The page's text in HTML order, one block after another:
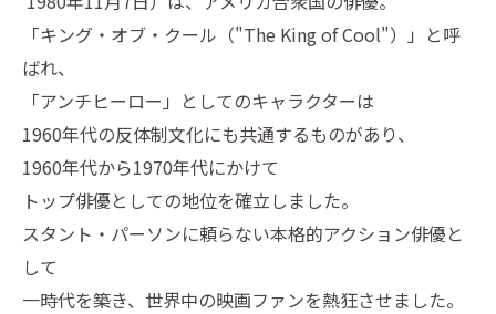
「キング・オブ・クール（"The King of Cool"）」と呼
ばれ、
「アンチヒーロー」としてのキャラクターは
1960年代の反体制文化にも共通するものがあり、
1960年代から1970年代にかけて
トップ俳優としての地位を確立しました。
スタント・パーソンに頼らない本格的アクション俳優と
して
一時代を築き、世界中の映画ファンを熱狂させました。